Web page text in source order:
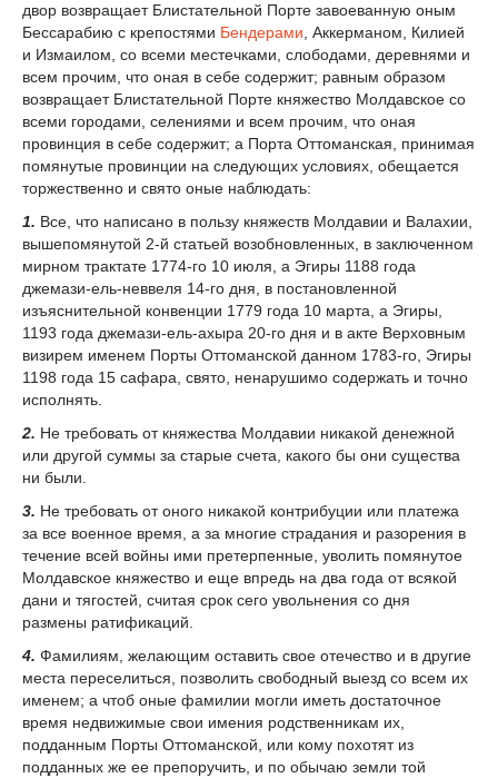
двор возвращает Блистательной Порте завоеванную оным
Бессарабию с крепостями Бендерами, Аккерманом, Килией
и Измаилом, со всеми местечками, слободами, деревнями и
всем прочим, что оная в себе содержит; равным образом
возвращает Блистательной Порте княжество Молдавское со
всеми городами, селениями и всем прочим, что оная
провинция в себе содержит; а Порта Оттоманская, принимая
помянутые провинции на следующих условиях, обещается
торжественно и свято оные наблюдать:
1. Все, что написано в пользу княжеств Молдавии и Валахии,
вышепомянутой 2-й статьей возобновленных, в заключенном
мирном трактате 1774-го 10 июля, а Эгиры 1188 года
джемази-ель-неввеля 14-го дня, в постановленной
изъяснительной конвенции 1779 года 10 марта, а Эгиры,
1193 года джемази-ель-ахыра 20-го дня и в акте Верховным
визирем именем Порты Оттоманской данном 1783-го, Эгиры
1198 года 15 сафара, свято, ненарушимо содержать и точно
исполнять.
2. Не требовать от княжества Молдавии никакой денежной
или другой суммы за старые счета, какого бы они существа
ни были.
3. Не требовать от оного никакой контрибуции или платежа
за все военное время, а за многие страдания и разорения в
течение всей войны ими претерпенные, уволить помянутое
Молдавское княжество и еще впредь на два года от всякой
дани и тягостей, считая срок сего увольнения со дня
размены ратификаций.
4. Фамилиям, желающим оставить свое отечество и в другие
места переселиться, позволить свободный выезд со всем их
именем; а чтоб оные фамилии могли иметь достаточное
время недвижимые свои имения родственникам их,
подданным Порты Оттоманской, или кому похотят из
подданных же ее препоручить, и по обычаю земли той